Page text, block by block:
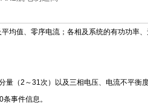
均值、零序电流；各相及系统的有功功率
（2～31次）以及三相电压、电流不平衡度
事件信息。